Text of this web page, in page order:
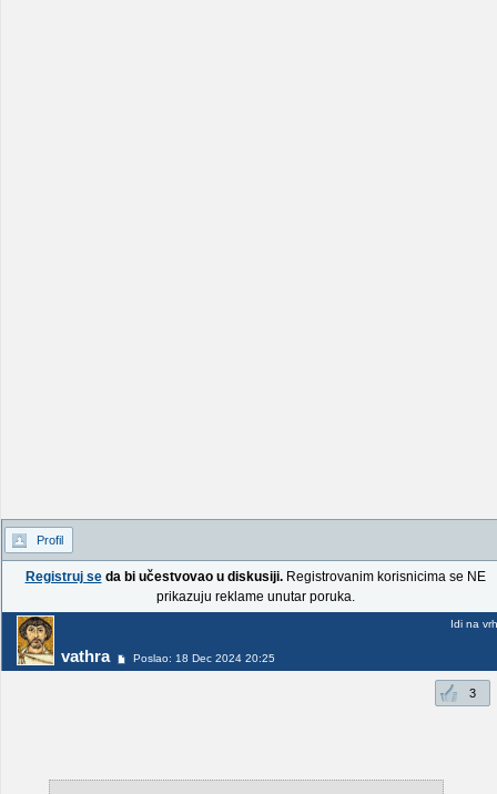
Profil
Registruj seda bi učestvovao u diskusiji.Registrovanim korisnicima se NE
prikazuju reklame unutar poruka.
vathra Poslao: 18 Dec 2024 20:25
Idi na vrh
3